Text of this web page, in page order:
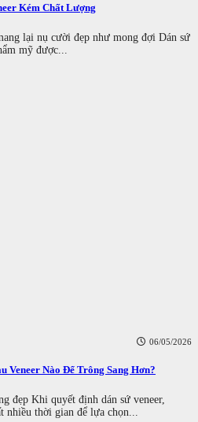
Kém Chất Lượng
lại nụ cười đẹp như mong đợi Dán sứ
mỹ được...
06/05/2026
Veneer Nào Để Trông Sang Hơn?
đẹp Khi quyết định dán sứ veneer,
nhiều thời gian để lựa chọn...